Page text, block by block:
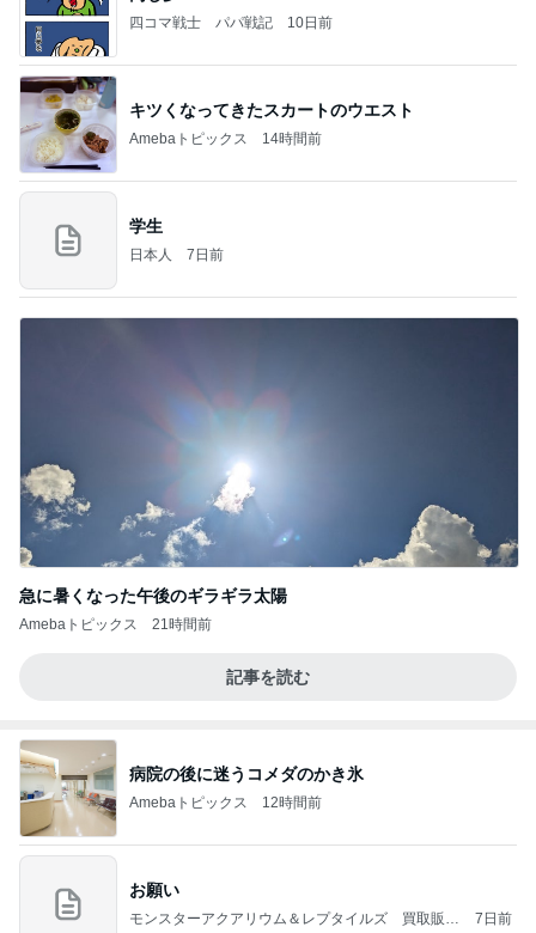
四コマ戦士 パパ戦記 10日前
キツくなってきたスカートのウエスト
Amebaトピックス 14時間前
学生
日本人 7日前
急に暑くなった午後のギラギラ太陽
Amebaトピックス 21時間前
記事を読む
病院の後に迷うコメダのかき氷
Amebaトピックス 12時間前
お願い
モンスターアクアリウム＆レプタイルズ 買取販売
7日前